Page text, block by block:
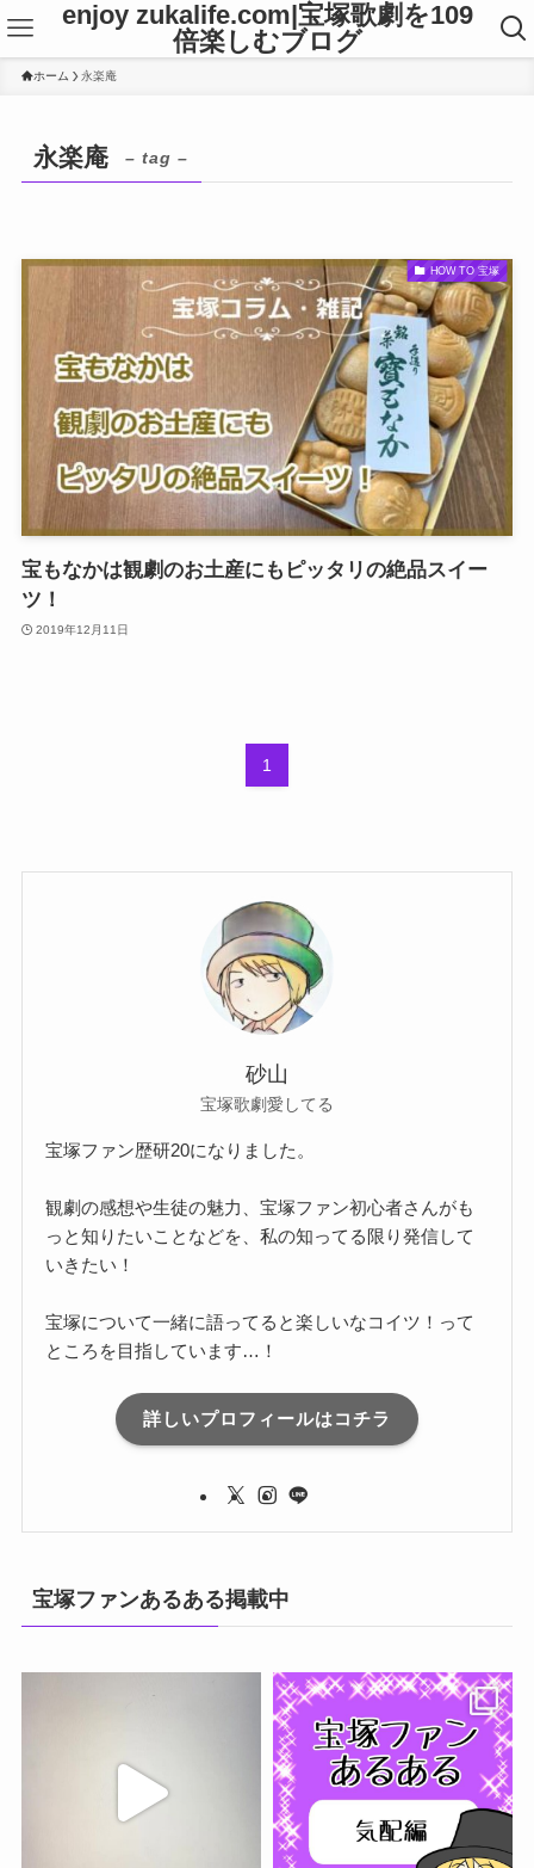
enjoy zukalife.com|宝塚歌劇を109
倍楽しむブログ
ホーム 永楽庵
永楽庵 – tag –
HOW TO 宝塚
宝もなかは観劇のお土産にもピッタリの絶品スイー
ツ！
2019年12月11日
1
砂山
宝塚歌劇愛してる
宝塚ファン歴研20になりました。
観劇の感想や生徒の魅力、宝塚ファン初心者さんがも
っと知りたいことなどを、私の知ってる限り発信して
いきたい！
宝塚について一緒に語ってると楽しいなコイツ！って
ところを目指しています…！
詳しいプロフィールはコチラ
宝塚ファンあるある掲載中